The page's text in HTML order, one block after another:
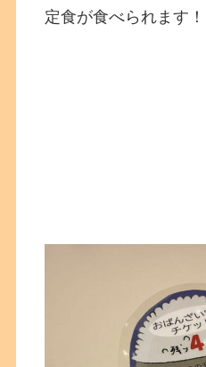
定食が食べられます！